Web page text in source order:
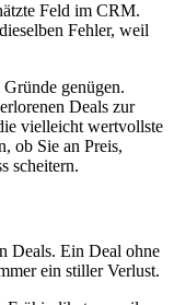
Feld im CRM.
Fehler, weil
genügen.
Deals zur
vielleicht wertvollste
ob Sie an Preis,
scheitern.
Deals. Ein Deal ohne
ein stiller Verlust.